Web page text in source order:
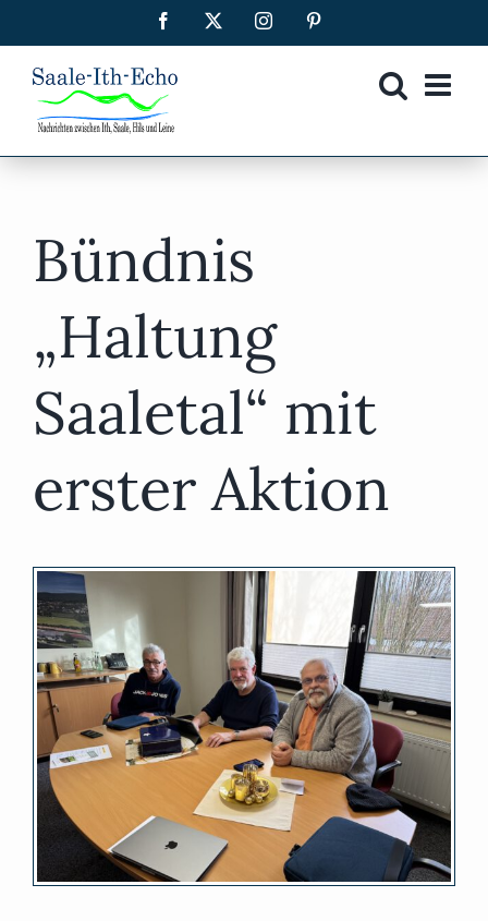
Inhalt
springen
Facebook Instagram
Bündnis
„Haltung
Saaletal“ mit
erster Aktion
Zeige
grösseres
Bild